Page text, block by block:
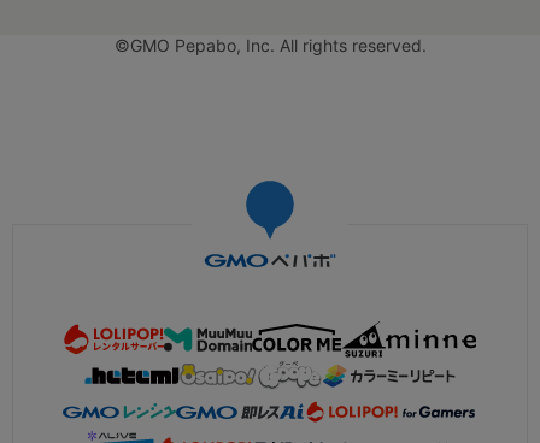
©GMO Pepabo, Inc. All rights reserved.